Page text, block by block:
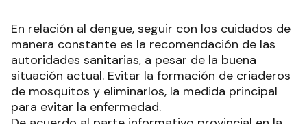
En relación al dengue, seguir con los cuidados de
manera constante es la recomendación de las
autoridades sanitarias, a pesar de la buena
situación actual. Evitar la formación de criaderos
de mosquitos y eliminarlos, la medida principal
para evitar la enfermedad.